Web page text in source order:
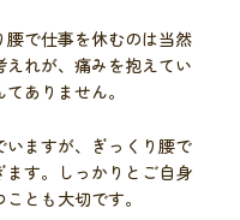
で仕事を休むのは当然
れが、痛みを抱えてい
ありません。
ますが、ぎっくり腰で
す。しっかりとご自身
とも大切です。